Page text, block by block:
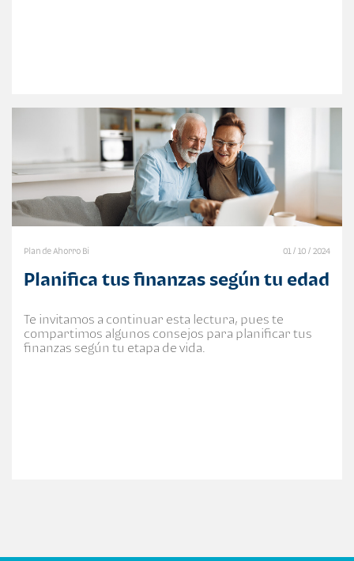
Plan de Ahorro Bi 01 / 10 / 2024
Planifica tus finanzas según tu edad
Te invitamos a continuar esta lectura, pues te
compartimos algunos consejos para planificar tus
finanzas según tu etapa de vida.